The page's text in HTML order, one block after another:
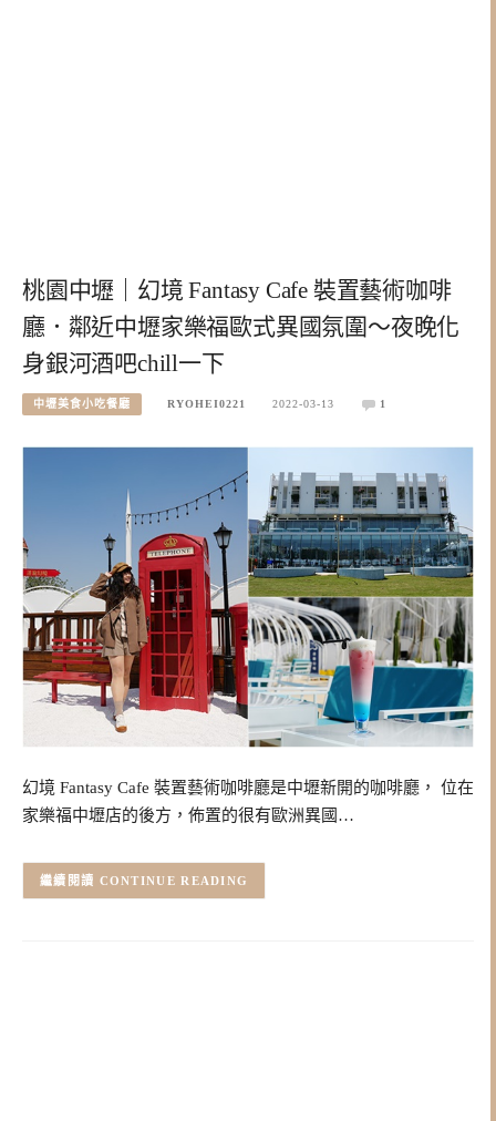
桃園中壢｜幻境 Fantasy Cafe 裝置藝術咖啡
廳．鄰近中壢家樂福歐式異國氛圍～夜晚化
身銀河酒吧chill一下
中壢美食小吃餐廳 RYOHEI0221 2022-03-13 1
幻境 Fantasy Cafe 裝置藝術咖啡廳是中壢新開的咖啡廳， 位在
家樂福中壢店的後方，佈置的很有歐洲異國…
CONTINUE READING